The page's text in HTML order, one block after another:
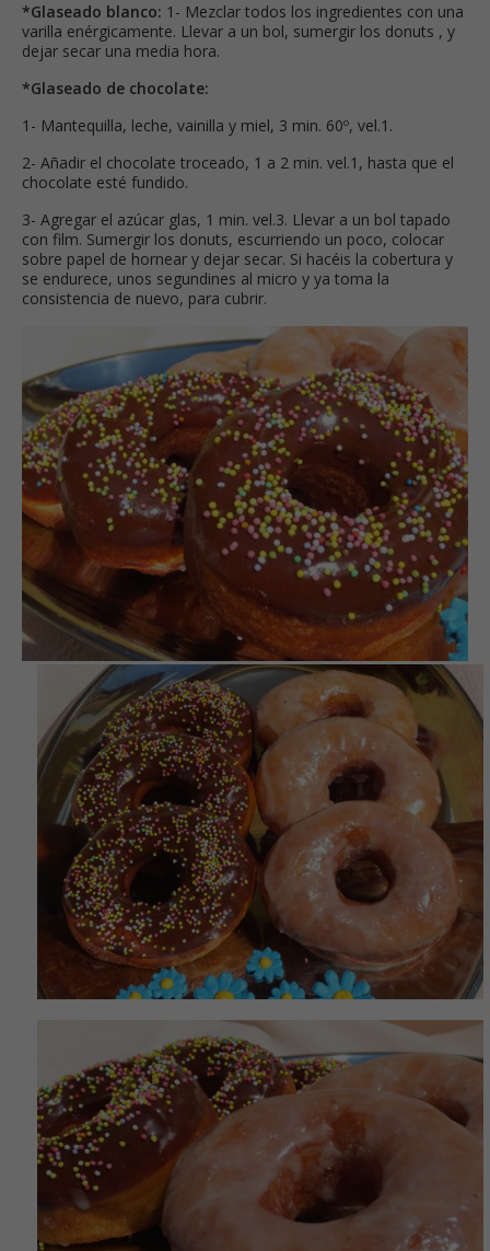
*Glaseado blanco: 1- Mezclar todos los ingredientes con una
varilla enérgicamente. Llevar a un bol, sumergir los donuts , y
dejar secar una media hora.
*Glaseado de chocolate:
1- Mantequilla, leche, vainilla y miel, 3 min. 60º, vel.1.
2- Añadir el chocolate troceado, 1 a 2 min. vel.1, hasta que el
chocolate esté fundido.
3- Agregar el azúcar glas, 1 min. vel.3. Llevar a un bol tapado
con film. Sumergir los donuts, escurriendo un poco, colocar
sobre papel de hornear y dejar secar. Si hacéis la cobertura y
se endurece, unos segundines al micro y ya toma la
consistencia de nuevo, para cubrir.